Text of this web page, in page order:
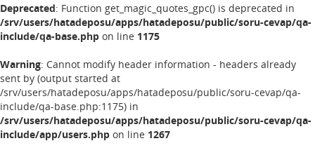
Deprecated: Function get_magic_quotes_gpc() is deprecated in
/srv/users/hatadeposu/apps/hatadeposu/public/soru-cevap/qa-
include/qa-base.php on line 1175
Warning: Cannot modify header information - headers already
sent by (output started at
/srv/users/hatadeposu/apps/hatadeposu/public/soru-cevap/qa-
include/qa-base.php:1175) in
/srv/users/hatadeposu/apps/hatadeposu/public/soru-cevap/qa-
include/app/users.php on line 1267